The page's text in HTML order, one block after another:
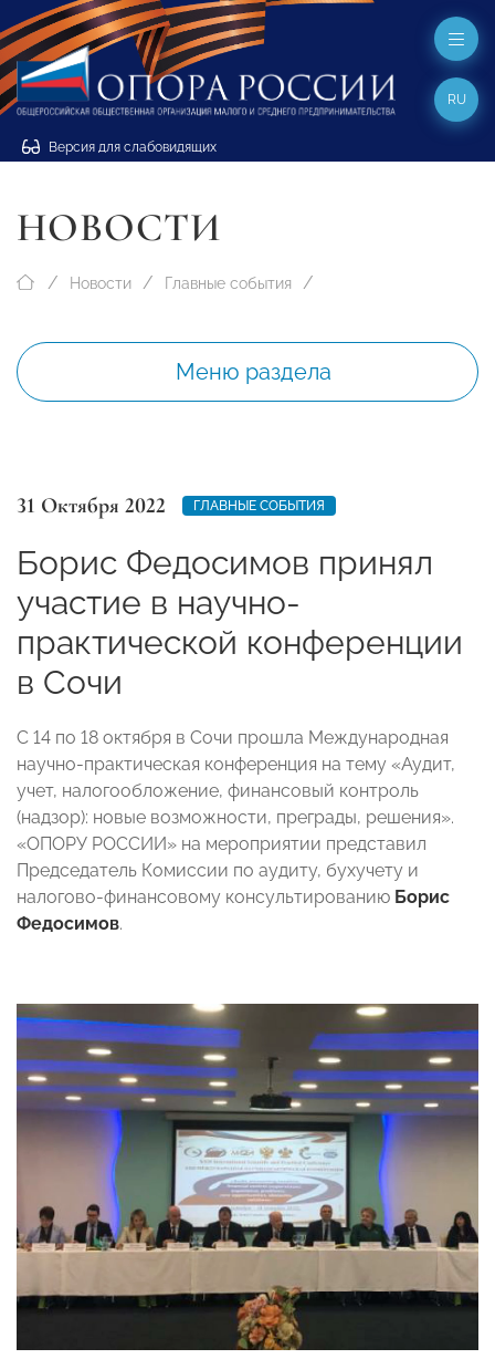
Версия для слабовидящих
RU
НОВОСТИ
Новости Главные события
Меню раздела
31 Октября 2022 ГЛАВНЫЕ СОБЫТИЯ
Борис Федосимов принял
участие в научно-
практической конференции
в Сочи
С 14 по 18 октября в Сочи прошла Международная
научно-практическая конференция на тему «Аудит,
учет, налогообложение, финансовый контроль
(надзор): новые возможности, преграды, решения».
«ОПОРУ РОССИИ» на мероприятии представил
Председатель Комиссии по аудиту, бухучету и
налогово-финансовому консультированию Борис
Федосимов.